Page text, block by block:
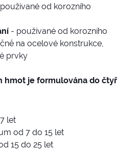
od korozního
- používané od korozního
na ocelové konstrukce,
prvky
hmot je formulována do čtyř
let
od 7 do 15 let
15 do 25 let